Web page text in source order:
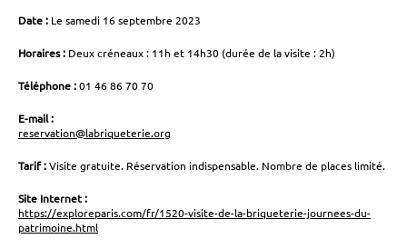
Date : Le samedi 16 septembre 2023
Horaires : Deux créneaux : 11h et 14h30 (durée de la visite : 2h)
Téléphone :01 46 86 70 70
E-mail :
reservation@labriqueterie.org
Tarif :Visite gratuite. Réservation indispensable. Nombre de places limité.
Site Internet :
https://exploreparis.com/fr/1520-visite-de-la-briqueterie-journees-du-
patrimoine.html